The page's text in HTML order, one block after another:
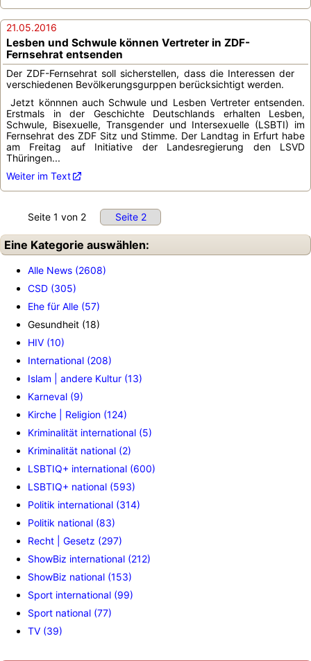
21.05.2016
Lesben und Schwule können Vertreter in ZDF-
Fernsehrat entsenden
Der ZDF-Fernsehrat soll sicherstellen, dass die Interessen der
verschiedenen Bevölkerungsgurppen berücksichtigt werden.
Jetzt könnnen auch Schwule und Lesben Vertreter entsenden.
Erstmals in der Geschichte Deutschlands erhalten Lesben,
Schwule, Bisexuelle, Transgender und Intersexuelle (LSBTI) im
Fernsehrat des ZDF Sitz und Stimme. Der Landtag in Erfurt habe
am Freitag auf Initiative der Landesregierung den LSVD
Thüringen...
Weiter im Text
Seite 1 von 2 Seite 2
Eine Kategorie auswählen:
Alle News (2608)
CSD (305)
Ehe für Alle (57)
Gesundheit (18)
HIV (10)
International (208)
Islam | andere Kultur (13)
Karneval (9)
Kirche | Religion (124)
Kriminalität international (5)
Kriminalität national (2)
LSBTIQ+ international (600)
LSBTIQ+ national (593)
Politik international (314)
Politik national (83)
Recht | Gesetz (297)
ShowBiz international (212)
ShowBiz national (153)
Sport international (99)
Sport national (77)
TV (39)